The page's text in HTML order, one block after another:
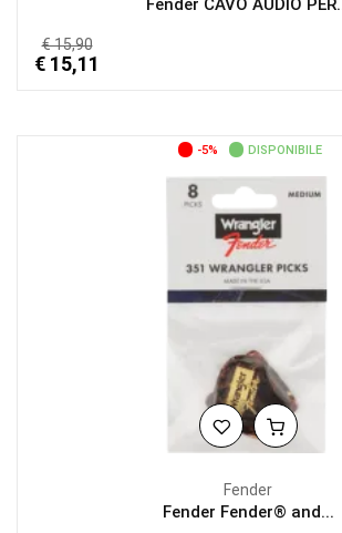
Fender CAVO AUDIO
€ 15,90
€ 15,11
-5% DISPONIBILE
Fender
Fender Fender® and...